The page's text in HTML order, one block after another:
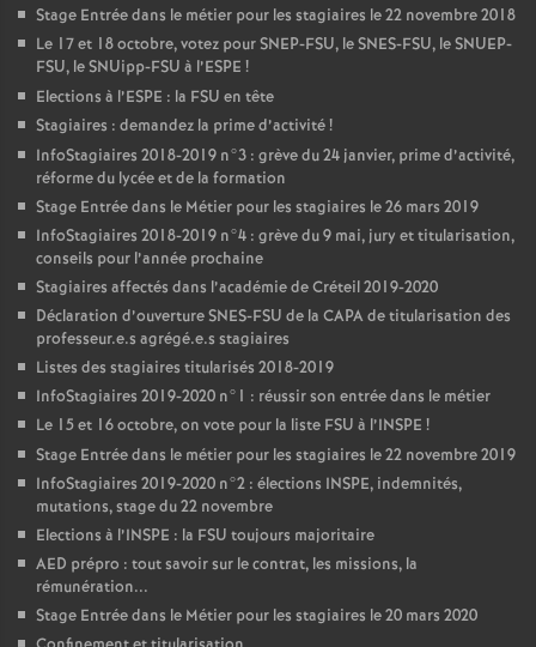
Stage Entrée dans le métier pour les stagiaires le 22 novembre 2018
Le 17 et 18 octobre, votez pourSNEP-FSU, leSNES-FSU, leSNUEP-
FSU, le SNUipp-FSU à l’ESPE !
Elections à l’ESPE : la FSU en tête
Stagiaires : demandez la prime d’activité!
InfoStagiaires 2018-2019 n°3 : grève du 24 janvier, prime d’activité,
réforme du lycée et de la formation
Stage Entrée dans le Métier pour les stagiaires le 26 mars 2019
InfoStagiaires 2018-2019 n°4 : grève du 9 mai, jury et titularisation,
conseils pour l’année prochaine
Stagiaires affectés dans l’académie de Créteil 2019-2020
Déclaration d’ouvertureSNES-FSU de la CAPAde titularisation des
professeur.e.s agrégé.e.s stagiaires
Listes des stagiaires titularisés 2018-2019
InfoStagiaires 2019-2020 n°1 : réussir son entrée dans le métier
Le 15 et 16 octobre, on vote pour la liste FSU à l’INSPE !
Stage Entrée dans le métier pour les stagiaires le 22 novembre 2019
InfoStagiaires 2019-2020 n°2 : élections INSPE, indemnités,
mutations, stage du 22 novembre
Elections à l’INSPE : la FSU toujours majoritaire
AED prépro : tout savoir sur le contrat, les missions, la
rémunération...
Stage Entrée dans le Métier pour les stagiaires le 20 mars 2020